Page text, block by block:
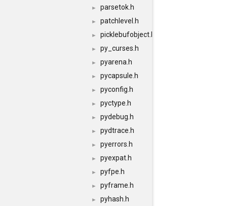
► parsetok.h
► patchlevel.h
► picklebufobject.h
► py_curses.h
► pyarena.h
► pycapsule.h
► pyconfig.h
► pyctype.h
► pydebug.h
► pydtrace.h
► pyerrors.h
► pyexpat.h
► pyfpe.h
► pyframe.h
► pyhash.h